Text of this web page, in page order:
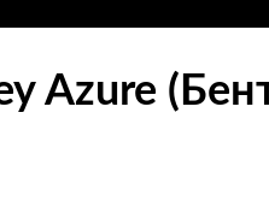
Azure